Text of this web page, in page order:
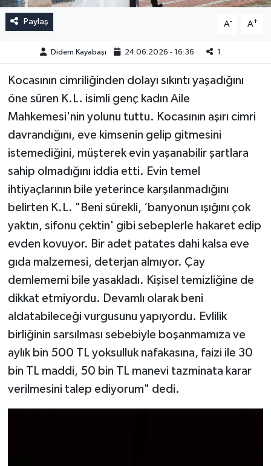
Paylaş A- A+
Didem Kayabaşı 24.06.2026 - 16:36 1
Kocasının cimriliğinden dolayı sıkıntı yaşadığını
öne süren K.L. isimli genç kadın Aile
Mahkemesi'nin yolunu tuttu. Kocasının aşırı cimri
davrandığını, eve kimsenin gelip gitmesini
istemediğini, müşterek evin yaşanabilir şartlara
sahip olmadığını iddia etti. Evin temel
ihtiyaçlarının bile yeterince karşılanmadığını
belirten K.L. "Beni sürekli, ‘banyonun ışığını çok
yaktın, sifonu çektin' gibi sebeplerle hakaret edip
evden kovuyor. Bir adet patates dahi kalsa eve
gıda malzemesi, deterjan almıyor. Çay
demlememi bile yasakladı. Kişisel temizliğine de
dikkat etmiyordu. Devamlı olarak beni
aldatabileceği vurgusunu yapıyordu. Evlilik
birliğinin sarsılması sebebiyle boşanmamıza ve
aylık bin 500 TL yoksulluk nafakasına, faizi ile 30
bin TL maddi, 50 bin TL manevi tazminata karar
verilmesini talep ediyorum" dedi.